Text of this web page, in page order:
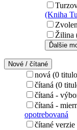
(Kniha
Žilina
Ďalšie
Nové / čítané
nová (0
čítaná (0
čítaná -
čítaná -
opotrebovaná
čítané